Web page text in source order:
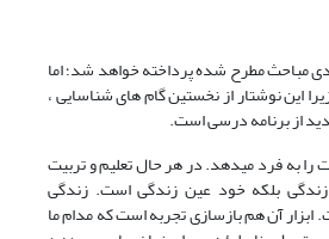
مباحث مطرح شده پرداخته خواهد شد؛ اما
این نوشتار از نخستین گام های شناسایی ،
از برنامه درسی است.
را به فرد می­دهد. در هر حال تعلیم و تربیت
زندگی بلکه خود عین زندگی است. زندگی
آن هم بازسازی تجربه است که مدام ما